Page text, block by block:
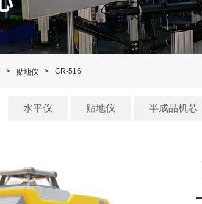
> 贴地仪 > CR-516
水平仪 贴地仪 半成品机芯